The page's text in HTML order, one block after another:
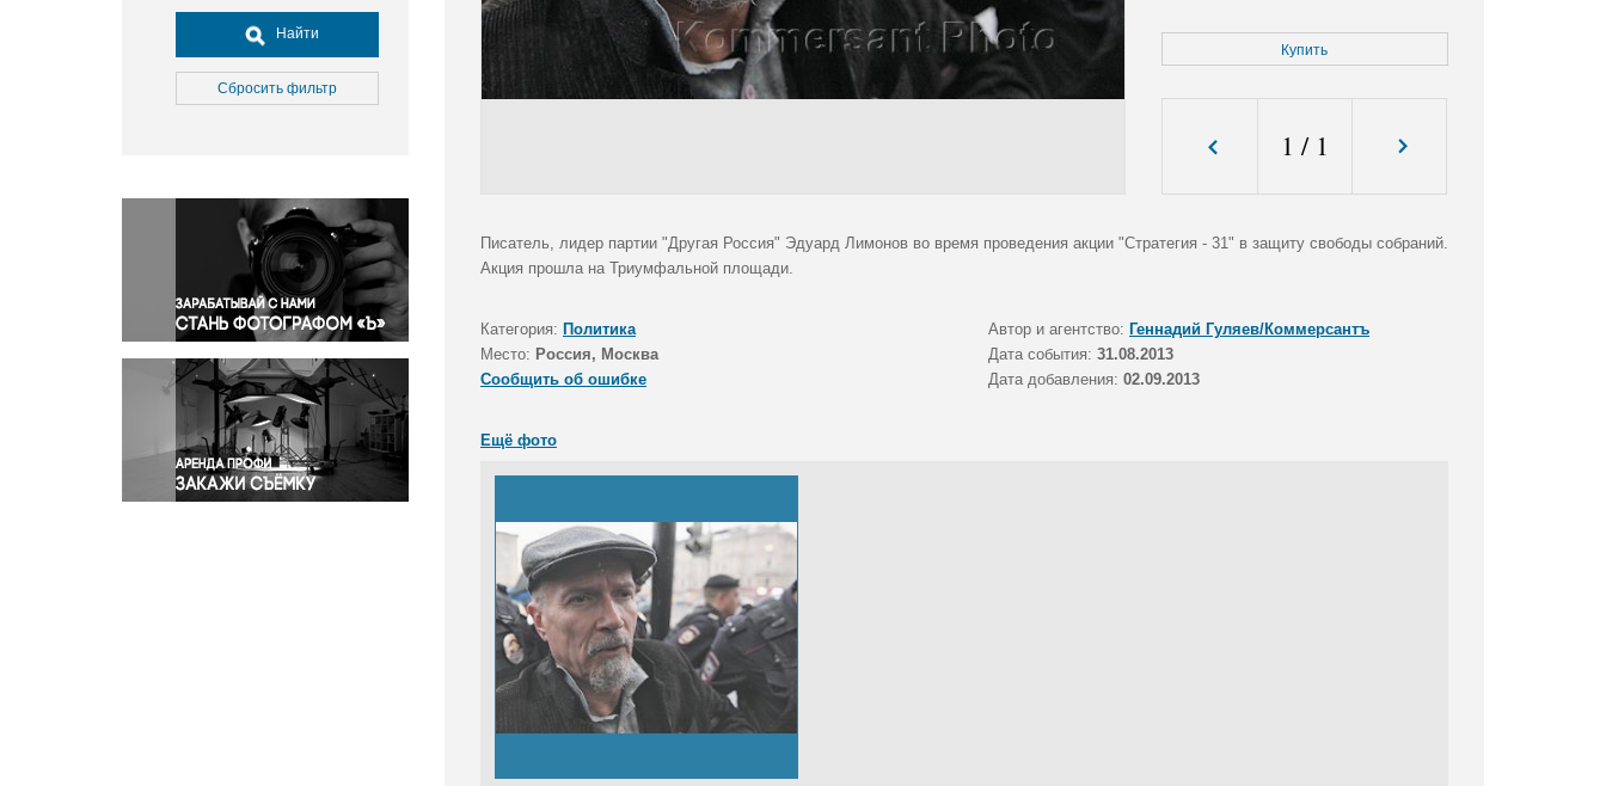
Досуг, туризм и отдых
Культура
Медицина
Окружающая среда
Политика
Правосудие
Происшествия и конфликты
Религия
Светская жизнь
Спорт
Экология
Экономика и бизнес
Найти
Сбросить фильтр
Купить
1 / 1
Писатель, лидер партии "Другая Россия" Эдуард Лимонов во время проведения акции "Стратегия - 31" в защиту свободы собраний.
Акция прошла на Триумфальной площади.
Категория: Политика Автор и агентство: Геннадий Гуляев/Коммерсантъ
Место: Россия, Москва Дата события: 31.08.2013
Сообщить об ошибке
Дата добавления: 02.09.2013
Ещё фото